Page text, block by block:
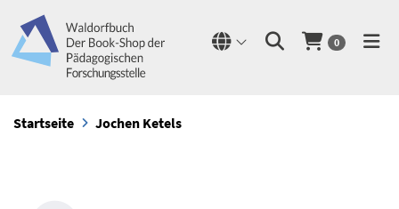
0
Startseite Jochen Ketels